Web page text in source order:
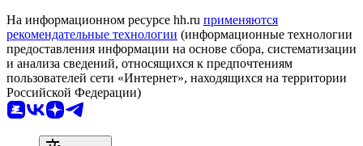
На информационном ресурсе hh.ru применяются
рекомендательные технологии (информационные технологии
предоставления информации на основе сбора, систематизации
и анализа сведений, относящихся к предпочтениям
пользователей сети «Интернет», находящихся на территории
Российской Федерации)